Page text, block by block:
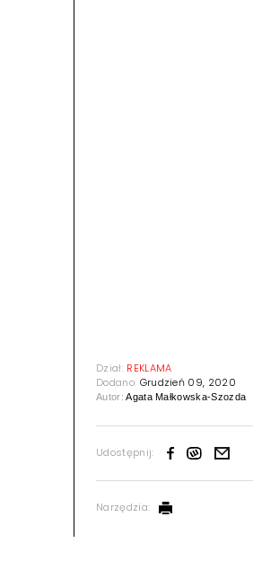
Dział: REKLAMA
Dodano: Grudzień 09, 2020
Autor:Agata Małkowska-Szozda
Udostępnij:
Narzędzia: